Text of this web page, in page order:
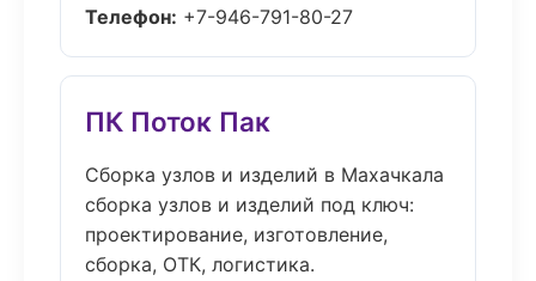
Телефон: +7-946-791-80-27
ПК Поток Пак
Сборка узлов и изделий в Махачкала
сборка узлов и изделий под ключ:
проектирование, изготовление,
сборка, ОТК, логистика.